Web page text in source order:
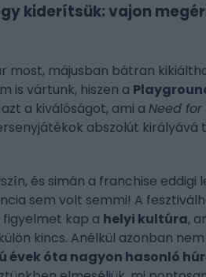
kiderítsük: vajon
most, májusban bátran
is vártunk, hiszen a
a kiválóságot, ami a Need for
abszolút királyává
és simán a franchise eddigi
sem volt semmi! A
kap a helyi kultúra,
kincs. Anélkül azonban
évek óta nagyon hasonló